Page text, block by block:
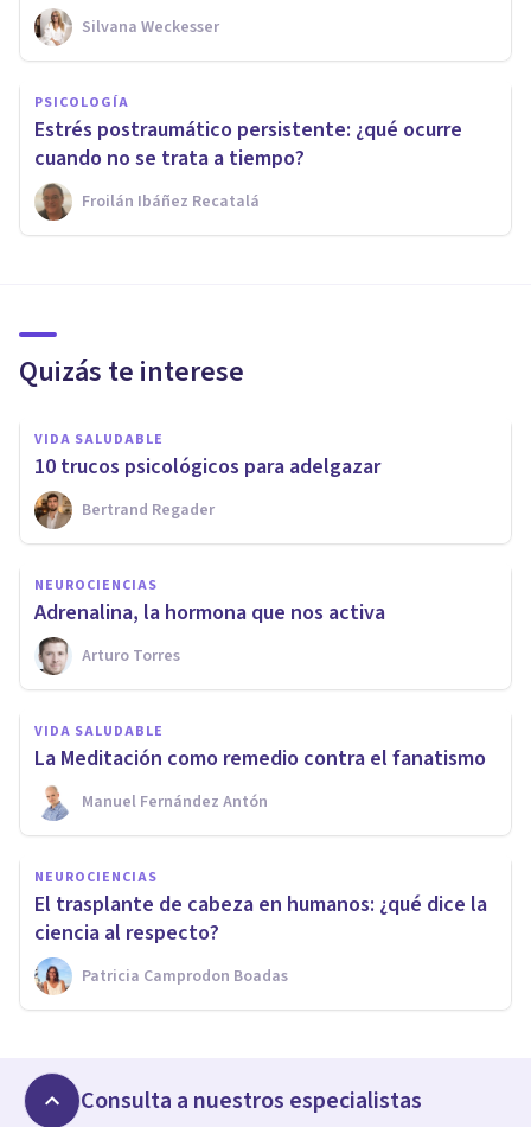
Silvana Weckesser
PSICOLOGÍA
Estrés postraumático persistente: ¿qué ocurre
cuando no se trata a tiempo?
Froilán Ibáñez Recatalá
Quizás te interese
VIDA SALUDABLE
10 trucos psicológicos para adelgazar
Bertrand Regader
NEUROCIENCIAS
Adrenalina, la hormona que nos activa
Arturo Torres
VIDA SALUDABLE
La Meditación como remedio contra el fanatismo
Manuel Fernández Antón
NEUROCIENCIAS
​El trasplante de cabeza en humanos: ¿qué dice la
ciencia al respecto?
Patricia Camprodon Boadas
Consulta a nuestros especialistas